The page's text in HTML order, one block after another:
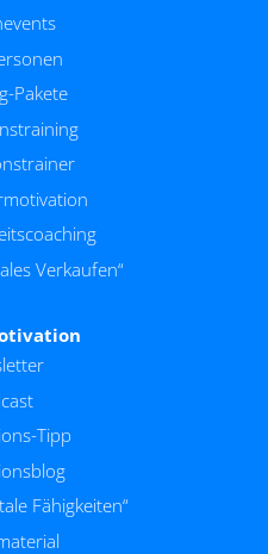
Pakete
Verkaufen“
Tipp
Fähigkeiten“